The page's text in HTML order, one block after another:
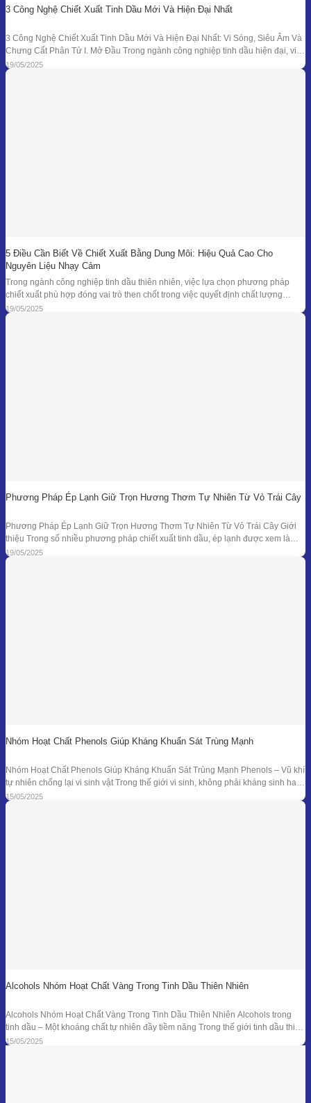
3 Công Nghệ Chiết Xuất Tinh Dầu Mới Và Hiện Đại Nhất
3 Công Nghệ Chiết Xuất Tinh Dầu Mới Và Hiện Đại Nhất: Vi Sóng, Siêu Âm Và
Chưng Cất Phân Tử I. Mở Đầu Trong ngành công nghiệp tinh dầu hiện đại, việc
tối ưu hóa hiệu suất chiết xuất, giữ nguyên hương thơm và hoạt chất trị liệu là
mục tiêu hàng đầu. Bên
19/05/2025
5 Điều Cần Biết Về Chiết Xuất Bằng Dung Môi: Hiệu Quả Cao Cho
Nguyên Liệu Nhạy Cảm
Trong ngành công nghiệp tinh dầu thiên nhiên, việc lựa chọn phương pháp
chiết xuất phù hợp đóng vai trò then chốt trong việc quyết định chất lượng
thành phẩm – đặc biệt là đối với những loại nguyên liệu cao cấp và nhạy cảm.
Khi các phương pháp truyền thống như chưng cất lôi
19/05/2025
Phương Pháp Ép Lạnh Giữ Trọn Hương Thơm Tự Nhiên Từ Vỏ Trái Cây
Phương Pháp Ép Lạnh Giữ Trọn Hương Thơm Tự Nhiên Từ Vỏ Trái Cây Giới
thiệu Trong số nhiều phương pháp chiết xuất tinh dầu, ép lạnh được xem là
một trong những kỹ thuật đối với nguyên liệu đặc thù – đặc biệt là vỏ các loại
quả có mùi hương tươi mát như
19/05/2025
Nhóm Hoạt Chất Phenols Giúp Kháng Khuẩn Sát Trùng Mạnh
Nhóm Hoạt Chất Phenols Giúp Kháng Khuẩn Sát Trùng Mạnh Phenols – Vũ khí
tự nhiên chống lại vi sinh vật Trong thế giới vi sinh, không phải kháng sinh hay
hóa chất tổng hợp mới là “anh hùng” duy nhất. Từ hàng ngàn năm trước, các
nền y học cổ đại đã sử dụng tinh dầu
15/05/2025
Alcohols Nhóm Hoạt Chất Vàng Trong Tinh Dầu Thiên Nhiên
Alcohols Nhóm Hoạt Chất Vàng Trong Tinh Dầu Thiên Nhiên Alcohols trong
tinh dầu – Một khoáng chất tự nhiên đầy tiềm năng Trong thế giới tinh dầu thiên
nhiên, mỗi giọt nhỏ bé lại ẩn chứa hàng trăm hợp chất hóa học với công dụng
15/05/2025